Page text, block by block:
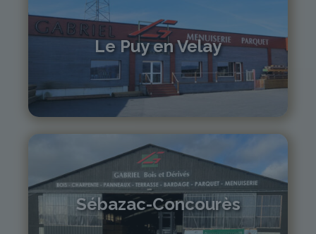
Le Puy en Velay
04 71 01 13 30
lepuy@gabriel-sa.fr
Sébazac-Concourès